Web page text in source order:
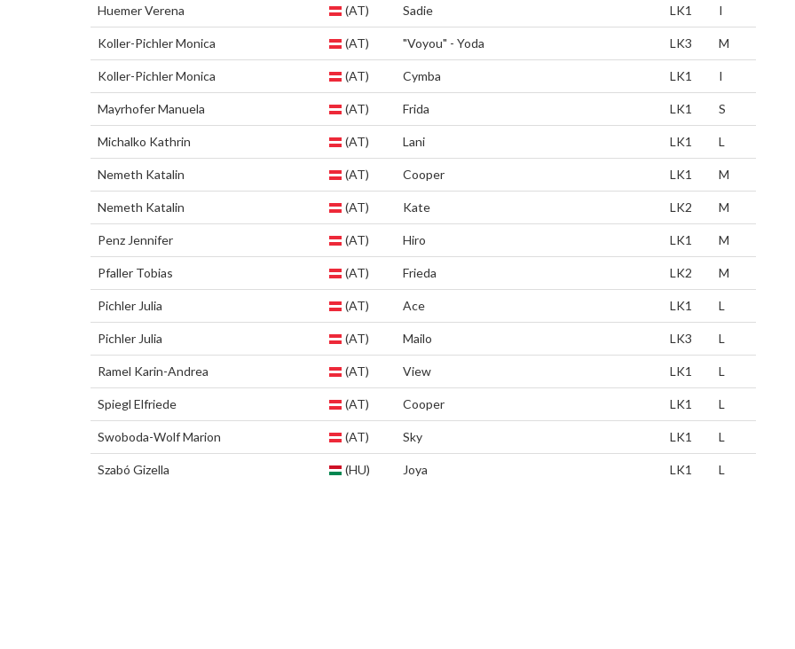
Huemer Verena (AT) Sadie LK1 I
Koller-Pichler Monica (AT) "Voyou" - Yoda LK3 M
Koller-Pichler Monica (AT) Cymba LK1 I
Mayrhofer Manuela (AT) Frida LK1 S
Michalko Kathrin (AT) Lani LK1 L
Nemeth Katalin (AT) Cooper LK1 M
Nemeth Katalin (AT) Kate LK2 M
Penz Jennifer (AT) Hiro LK1 M
Pfaller Tobias (AT) Frieda LK2 M
Pichler Julia (AT) Ace LK1 L
Pichler Julia (AT) Mailo LK3 L
Ramel Karin-Andrea (AT) View LK1 L
Spiegl Elfriede (AT) Cooper LK1 L
Swoboda-Wolf Marion (AT) Sky LK1 L
Szabó Gizella (HU) Joya LK1 L